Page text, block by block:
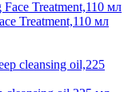
Treatment,110 мл